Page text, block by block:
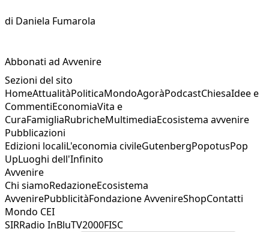
di Daniela Fumarola
Abbonati ad Avvenire
Sezioni del sito
HomeAttualitàPoliticaMondoAgoràPodcastChiesaIdee e
CommentiEconomiaVita e
CuraFamigliaRubricheMultimediaEcosistema avvenire
Pubblicazioni
Edizioni localiL'economia civileGutenbergPopotusPop
UpLuoghi dell'Infinito
Avvenire
Chi siamoRedazioneEcosistema
AvvenirePubblicitàFondazione AvvenireShopContatti
Mondo CEI
SIRRadio InBluTV2000FISC